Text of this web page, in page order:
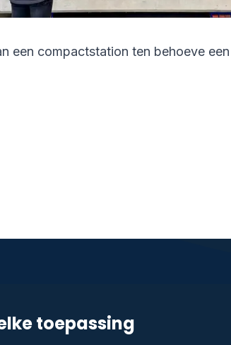
een compactstation ten behoeve
toepassing